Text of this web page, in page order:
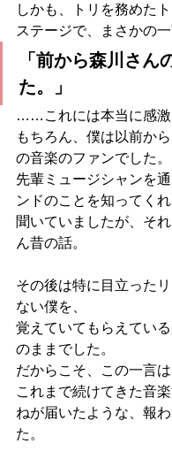
しかも、トリを務めた
ステージで、まさかの
「前から森川さん
た。」
……これには本当に感激
もちろん、僕は以前か
の音楽のファンでした。
先輩ミュージシャンを
ンドのことを知ってく
聞いていましたが、そ
ん昔の話。
その後は特に目立った
ない僕を、
覚えていてもらえてい
のままでした。
だからこそ、この一言は
これまで続けてきた音
ねが届いたような、報
た。